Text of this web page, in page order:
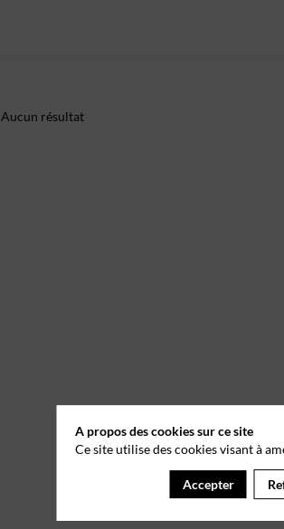
Aucun résultat
A propos des cookies sur ce site
Ce site utilise des cookies visant à
Accepter